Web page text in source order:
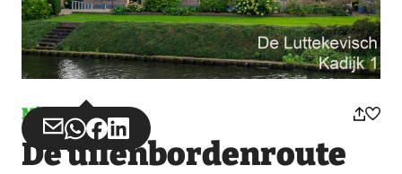
Missbrauch
Teilen
über
Teilen
über
Teilen
auf
Teilen
auf
De uilenbordenroute